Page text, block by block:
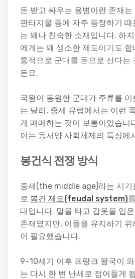
돈 받고 싸우는 용병이란 존재
판타지물 등에 자주 등장하기
는 꽤나 친숙한 소재입니다. 하
에게는 꽤 생소한 제도이기도
통적으로 군대를 돈으로 산다는
든요.
국왕이 동원한 군대가 주류를
는 달리, 중세 유럽에서는 이런
게 매매하는 것이 보통이었습니
이는 동서양 사회체제의 특징에
봉건식 전쟁 방식
중세(the middle age)라는 시기
로 봉건 제도(feudal system)
대입니다. 말을 타고 갑옷을 입
존재였지만, 이들을 유지하기
이 필요했습니다.
9~10세기 이후 프랑크 왕국이
는 다시 한 번 난세로 접어들게